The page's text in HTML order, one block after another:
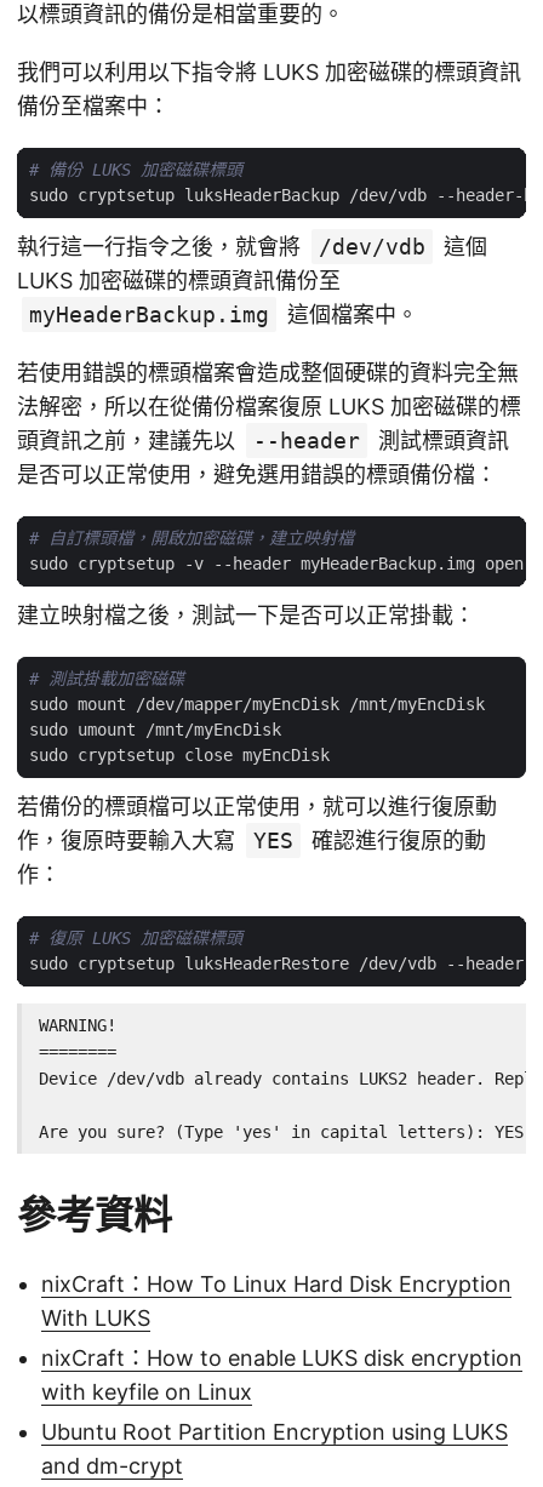
以標頭資訊的備份是相當重要的。
我們可以利用以下指令將 LUKS 加密磁碟的標頭資訊
備份至檔案中：
# 備份 LUKS 加密磁碟標頭
執行這一行指令之後，就會將 /dev/vdb
這個
LUKS 加密磁碟的標頭資訊備份至
myHeaderBackup.img
這個檔案中。
若使用錯誤的標頭檔案會造成整個硬碟的資料完全無
法解密，所以在從備份檔案復原 LUKS 加密磁碟的標
頭資訊之前，建議先以
--header
測試標頭資訊
是否可以正常使用，避免選用錯誤的標頭備份檔：
# 自訂標頭檔，開啟加密磁碟，建立映射檔
建立映射檔之後，測試一下是否可以正常掛載：
# 測試掛載加密磁碟
若備份的標頭檔可以正常使用，就可以進行復原動
作，復原時要輸入大寫
YES
確認進行復原的動
作：
# 復原 LUKS 加密磁碟標頭
WARNING!
========
Device /dev/vdb already contains LUKS2 header.
Are you sure? (Type 'yes' in capital letters): YES
參考資料
nixCraft：How To Linux Hard Disk Encryption
With LUKS
nixCraft：How to enable LUKS disk encryption
with keyfile on Linux
Ubuntu Root Partition Encryption using LUKS
and dm-crypt